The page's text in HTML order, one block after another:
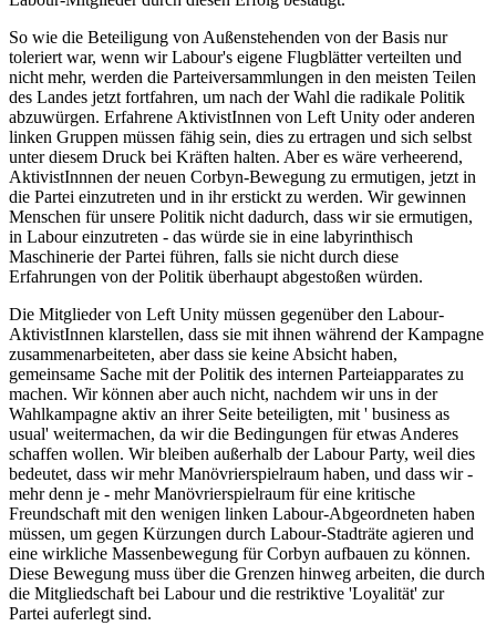
So wie die Beteiligung von Außenstehenden von der Basis nur
toleriert war, wenn wir Labour's eigene Flugblätter verteilten und
nicht mehr, werden die Parteiversammlungen in den meisten Teilen
des Landes jetzt fortfahren, um nach der Wahl die radikale Politik
abzuwürgen. Erfahrene AktivistInnen von Left Unity oder anderen
linken Gruppen müssen fähig sein, dies zu ertragen und sich selbst
unter diesem Druck bei Kräften halten. Aber es wäre verheerend,
AktivistInnnen der neuen Corbyn-Bewegung zu ermutigen, jetzt in
die Partei einzutreten und in ihr erstickt zu werden. Wir gewinnen
Menschen für unsere Politik nicht dadurch, dass wir sie ermutigen,
in Labour einzutreten - das würde sie in eine labyrinthisch
Maschinerie der Partei führen, falls sie nicht durch diese
Erfahrungen von der Politik überhaupt abgestoßen würden.
Die Mitglieder von Left Unity müssen gegenüber den Labour-
AktivistInnen klarstellen, dass sie mit ihnen während der Kampagne
zusammenarbeiteten, aber dass sie keine Absicht haben,
gemeinsame Sache mit der Politik des internen Parteiapparates zu
machen. Wir können aber auch nicht, nachdem wir uns in der
Wahlkampagne aktiv an ihrer Seite beteiligten, mit ' business as
usual' weitermachen, da wir die Bedingungen für etwas Anderes
schaffen wollen. Wir bleiben außerhalb der Labour Party, weil dies
bedeutet, dass wir mehr Manövrierspielraum haben, und dass wir -
mehr denn je - mehr Manövrierspielraum für eine kritische
Freundschaft mit den wenigen linken Labour-Abgeordneten haben
müssen, um gegen Kürzungen durch Labour-Stadträte agieren und
eine wirkliche Massenbewegung für Corbyn aufbauen zu können.
Diese Bewegung muss über die Grenzen hinweg arbeiten, die durch
die Mitgliedschaft bei Labour und die restriktive 'Loyalität' zur
Partei auferlegt sind.